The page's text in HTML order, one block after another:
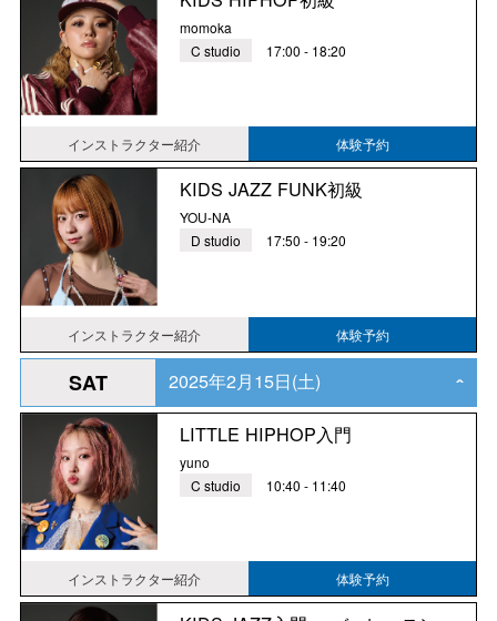
momoka
C studio
17:00 - 18:20
インストラクター紹介 体験予約
KIDS JAZZ FUNK初級
YOU-NA
D studio
17:50 - 19:20
インストラクター紹介 体験予約
SAT 2025年2月15日(土) ‹
LITTLE HIPHOP入門
yuno
C studio
10:40 - 11:40
インストラクター紹介 体験予約